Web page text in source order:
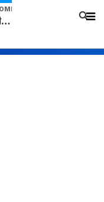
टीम बीकेई ने एग्रीकल्चर ग्रेड की यूरिया खाद गट्टों में बदलकर टेक्निकल ग्रेड में बेचने वालों पर करवाई कार्रवाई: लखविंदर सिंह औलख